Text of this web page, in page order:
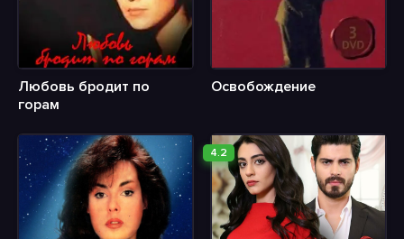
Любовь бродит по
горам
Освобождение
4.2